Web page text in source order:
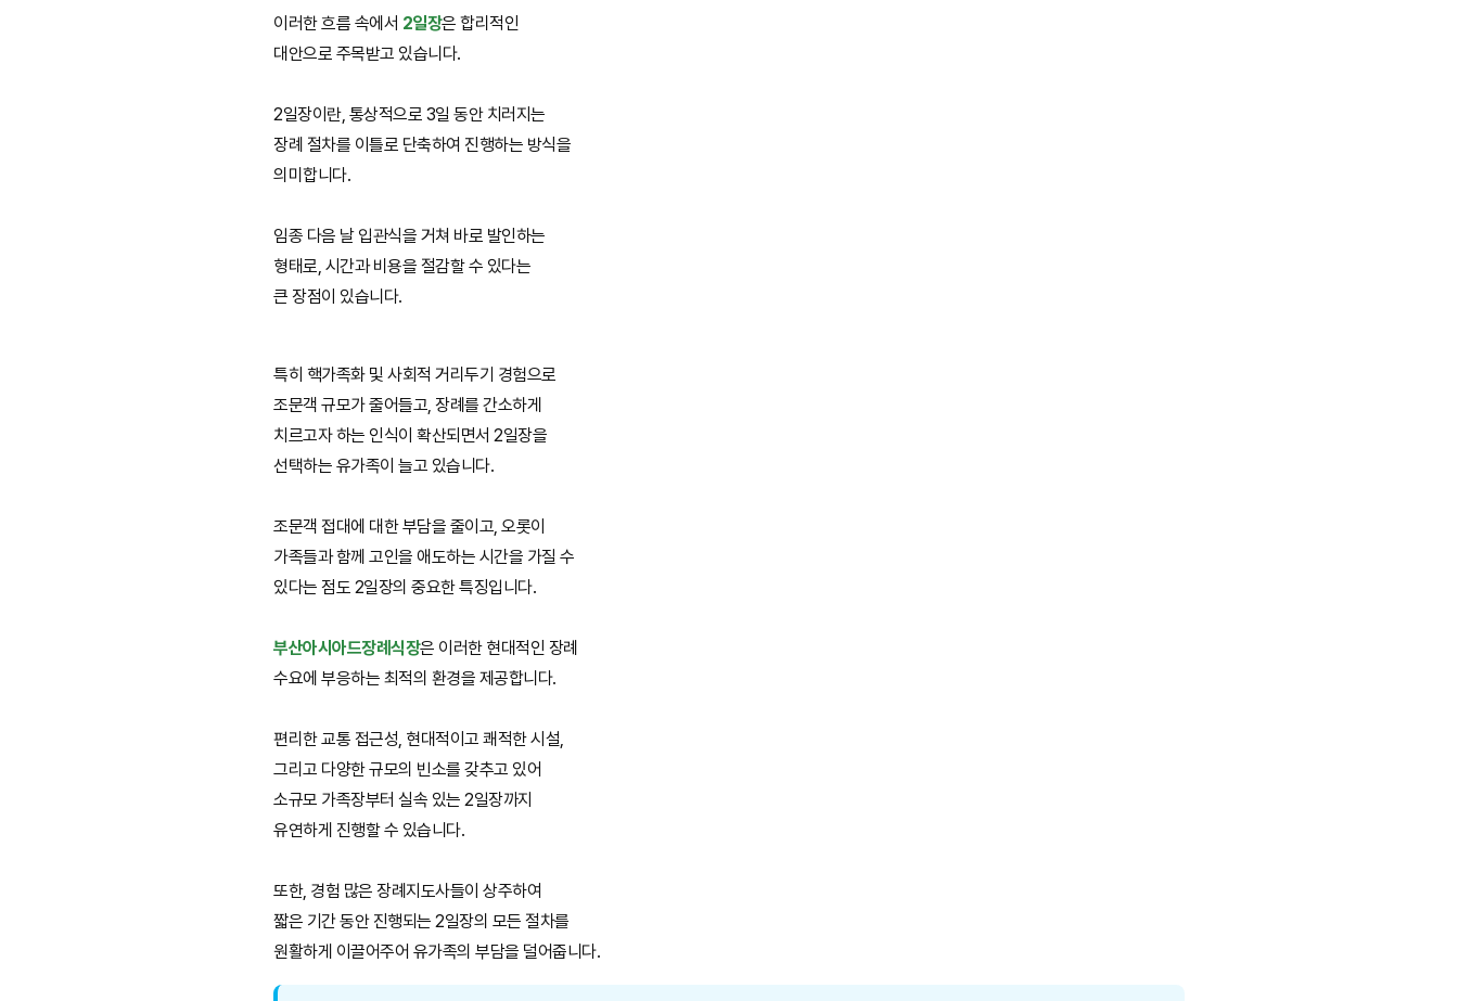
이러한 흐름 속에서 2일장은 합리적인
대안으로 주목받고 있습니다.
2일장이란, 통상적으로 3일 동안 치러지는
장례 절차를 이틀로 단축하여 진행하는 방식을
의미합니다.
임종 다음 날 입관식을 거쳐 바로 발인하는
형태로, 시간과 비용을 절감할 수 있다는
큰 장점이 있습니다.
특히 핵가족화 및 사회적 거리두기 경험으로
조문객 규모가 줄어들고, 장례를 간소하게
치르고자 하는 인식이 확산되면서 2일장을
선택하는 유가족이 늘고 있습니다.
조문객 접대에 대한 부담을 줄이고, 오롯이
가족들과 함께 고인을 애도하는 시간을 가질 수
있다는 점도 2일장의 중요한 특징입니다.
부산아시아드장례식장은 이러한 현대적인 장례
수요에 부응하는 최적의 환경을 제공합니다.
편리한 교통 접근성, 현대적이고 쾌적한 시설,
그리고 다양한 규모의 빈소를 갖추고 있어
소규모 가족장부터 실속 있는 2일장까지
유연하게 진행할 수 있습니다.
또한, 경험 많은 장례지도사들이 상주하여
짧은 기간 동안 진행되는 2일장의 모든 절차를
원활하게 이끌어주어 유가족의 부담을 덜어줍니다.